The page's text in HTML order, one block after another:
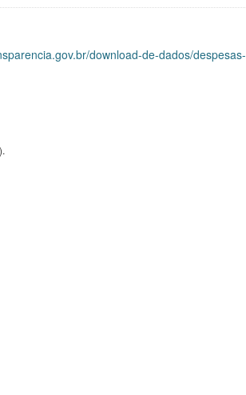
download-de-dados/despesas-